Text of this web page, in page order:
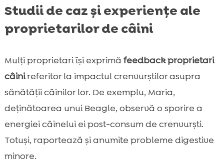
Studii de caz și experiențe ale
proprietarilor de câini
Mulți proprietari își exprimă feedback proprietari
câinireferitor la impactul crenvurștilor asupra
sănătății câinilor lor. De exemplu, Maria,
deținătoarea unui Beagle, observă o sporire a
energiei câinelui ei post-consum de crenvurști.
Totuși, raportează și anumite probleme digestive
minore.